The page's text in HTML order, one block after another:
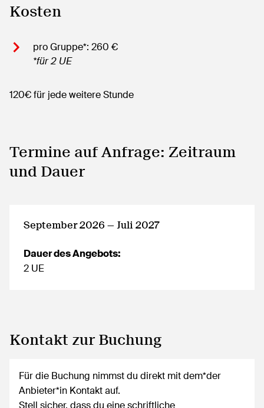
Kosten
pro Gruppe*: 260 €
*für 2 UE
120€ für jede weitere Stunde
Termine auf Anfrage: Zeitraum
und Dauer
September 2026 — Juli 2027
Dauer des Angebots:
2 UE
Kontakt zur Buchung
Für die Buchung nimmst du direkt mit dem*der
Anbieter*in Kontakt auf.
Stell sicher, dass du eine schriftliche